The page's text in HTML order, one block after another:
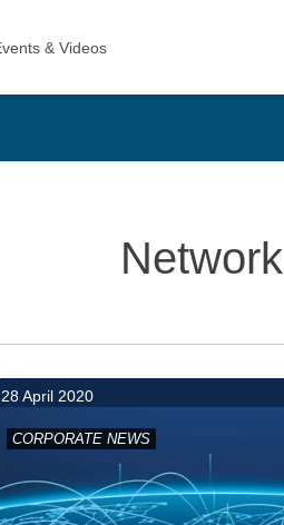
Network
28 April 2020
CORPORATE NEWS